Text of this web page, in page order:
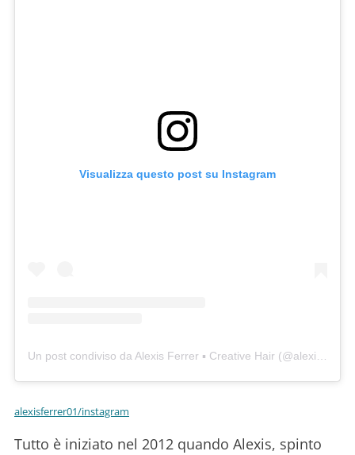
Visualizza questo post su Instagram
alexisferrer01/instagram
Tutto è iniziato nel 2012 quando Alexis, spinto